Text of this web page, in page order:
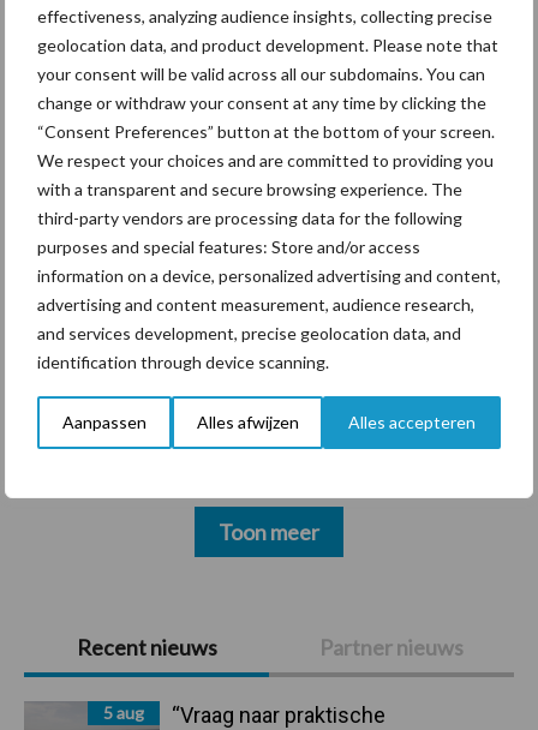
effectiveness, analyzing audience insights, collecting precise
geolocation data, and product development. Please note that
your consent will be valid across all our subdomains. You can
change or withdraw your consent at any time by clicking the
“Consent Preferences” button at the bottom of your screen.
We respect your choices and are committed to providing you
with a transparent and secure browsing experience. The
third-party vendors are processing data for the following
purposes and special features: Store and/or access
information on a device, personalized advertising and content,
advertising and content measurement, audience research,
and services development, precise geolocation data, and
identification through device scanning.
Aanpassen Alles afwijzen Alles accepteren
Primaire
Sidebar
Recent nieuws Partner nieuws
5 aug
“Vraag naar praktische
compacte dubbelrotor-
zwadhark in de hef
Themapagina's
Diergezondheid Bemesting Fokkerij
Voerhekken
Toon meer